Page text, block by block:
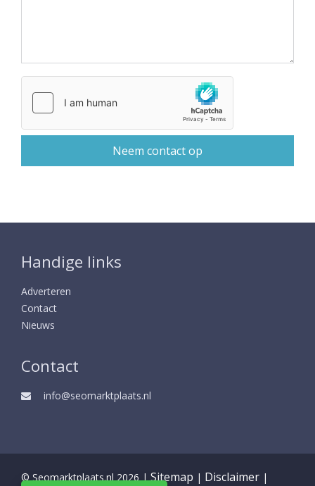
Handige links
Adverteren
Contact
Nieuws
Contact
info@seomarktplaats.nl
© Seomarktplaats.nl 2026 |Sitemap | Disclaimer |